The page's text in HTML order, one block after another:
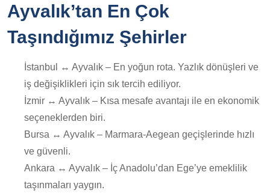
Ayvalık’tan En Çok
Taşındığımız Şehirler
İstanbul ↔ Ayvalık – En yoğun rota. Yazlık dönüşleri ve
iş değişiklikleri için sık tercih ediliyor.
İzmir ↔ Ayvalık – Kısa mesafe avantajı ile en ekonomik
seçeneklerden biri.
Bursa ↔ Ayvalık – Marmara-Aegean geçişlerinde hızlı
ve güvenli.
Ankara ↔ Ayvalık – İç Anadolu’dan Ege’ye emeklilik
taşınmaları yaygın.